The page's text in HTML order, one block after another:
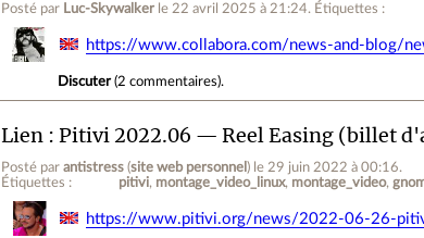
Posté par Luc-Skywalker le 22 avril 2025 à 21:24. Étiquettes :
https://www.collabora.com/news-and-blog/
Discuter(2 commentaires).
Lien Pitivi 2022.06 — Reel Easing (billet
Posté parantistress (site web personnel ) le 29 juin 2022 à 00:16.
Étiquettes :
pitivi montage_video_linux montage_video
https://www.pitivi.org/news/2022-06-26-